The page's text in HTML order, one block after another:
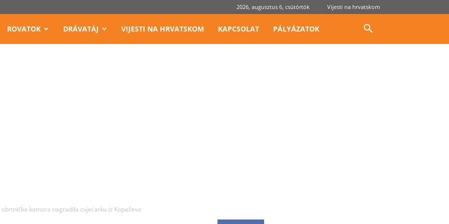
2026, augusztus 6, csütörtök Vijesti na hrvatskom
ROVATOK DRÁVATÁJ VIJESTI NA HRVATSKOM KAPCSOLAT PÁLYÁZATOK
komora nagradila cvjećarku iz Kopačeva